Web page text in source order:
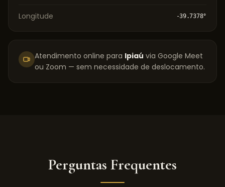
Longitude -39.7378°
Atendimento online para Ipiaú via Google Meet
ou Zoom — sem necessidade de deslocamento.
Perguntas Frequentes